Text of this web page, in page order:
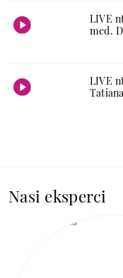
LIVE
med.
LIVE
Nasi eksperci